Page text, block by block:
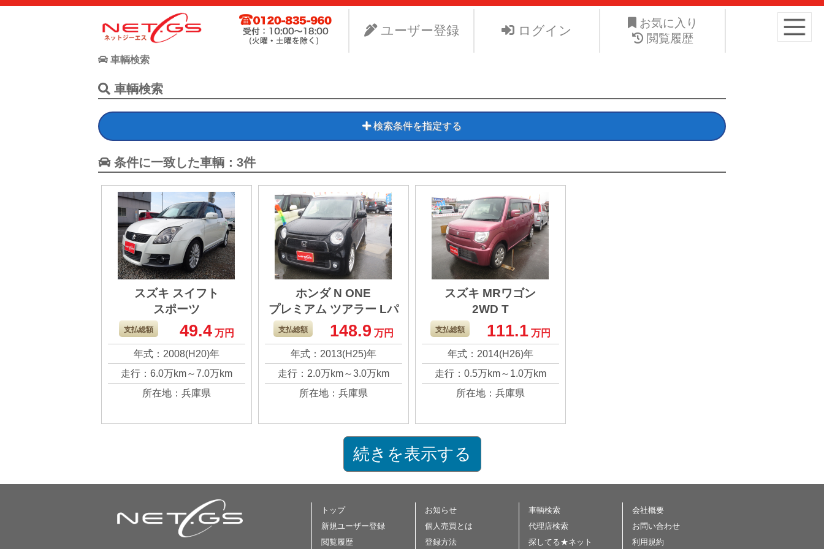
ネット・ジーエス株式会社が運営する中古車個人売買支援サービスNet-GSのサイト。より安く中古車を手に入れたい、より高くお手元の愛車を手放したい。ネット・ジーエス株式会社は
お客様が驚きの価格で中古車個人売買が出来る支援に全力で取り組みます。
ユーザー登録 ログイン
お気に入り
閲覧履歴
車輌検索
車輌検索
検索条件を指定する
条件に一致した車輌：3件
スズキ スイフト
スポーツ
支払総額 49.4 万円
年式：2008(H20)年
走行：6.0万km～7.0万km
所在地：兵庫県
ホンダ N ONE
プレミアム ツアラー Lパ
ッケージ
支払総額 148.9 万円
年式：2013(H25)年
走行：2.0万km～3.0万km
所在地：兵庫県
スズキ MRワゴン
2WD T
支払総額 111.1万円
年式：2014(H26)年
走行：0.5万km～1.0万km
所在地：兵庫県
続きを表示する
トップ
新規ユーザー登録
閲覧履歴
お知らせ
個人売買とは
登録方法
車輌検索
代理店検索
探してる★ネット
会社概要
お問い合わせ
利用規約